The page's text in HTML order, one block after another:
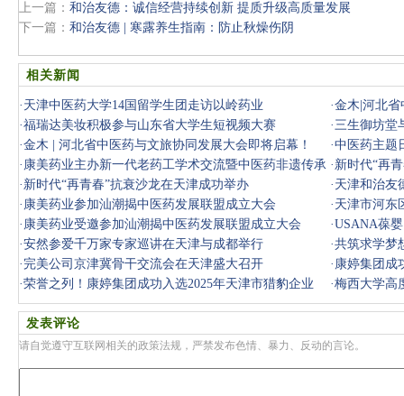
上一篇： 和治友德：诚信经营持续创新 提质升级高质量发展
下一篇： 和治友德 | 寒露养生指南：防止秋燥伤阴
相关新闻
· 天津中医药大学14国留学生团走访以岭药业 ·金木|河北
·福瑞达美妆积极参与山东省大学生短视频大赛 ·三生御坊堂
·金木 | 河北省中医药与文旅协同发展大会即将启幕！ ·中医药主题
· 康美药业主办新一代老药工学术交流暨中医药非遗传承
大会
· 新时代“再
· 新时代“再青春”抗衰沙龙在天津成功举办 · 天津和治友
业公民使命
· 康美药业参加汕潮揭中医药发展联盟成立大会 · 天津市河东
节开展专
· 康美药业受邀参加汕潮揭中医药发展联盟成立大会 ·USANA葆
·安然参爱千万家专家巡讲在天津与成都举行 ·共筑求学梦
· 完美公司京津冀骨干交流会在天津盛大召开 · 康婷集团成
·荣誉之列！康婷集团成功入选2025年天津市猎豹企业 ·梅西大学高
发表评论
请自觉遵守互联网相关的政策法规，严禁发布色情、暴力、反动的言论。